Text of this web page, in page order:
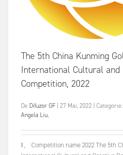
The 5th China Kunming
International Cultural and
Competition, 2022
De Difuzor GF 27 Mai, 2022 Categorie:
Angela Liu,
Ⅰ、 Competition name 2022 The 5th